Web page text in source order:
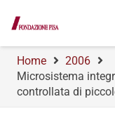
Home
2006
Microsistema
controllata di